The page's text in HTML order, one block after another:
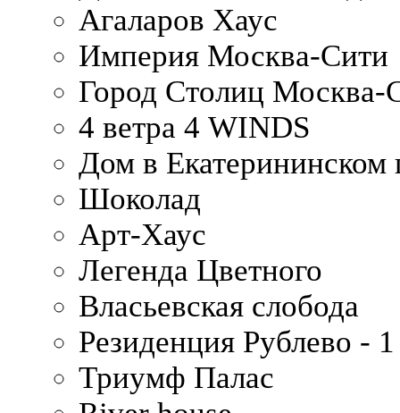
Агаларов Хаус
Империя Москва-Сити
Город Столиц Москва-
4 ветра 4 WINDS
Дом в Екатерининском
Шоколад
Арт-Хаус
Легенда Цветного
Власьевская слобода
Резиденция Рублево - 1
Триумф Палас